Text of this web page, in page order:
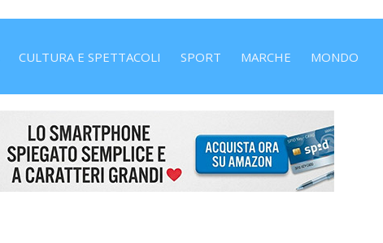
CULTURA E SPETTACOLI SPORT MARCHE MONDO